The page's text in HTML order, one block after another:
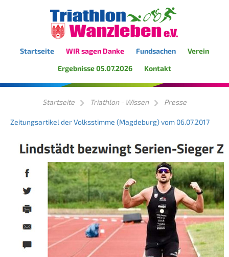
Startseite WIR sagen Danke Fundsachen
Verein
Ergebnisse 05.07.2026
Kontakt
Startseite Triathlon - Wissen Presse
Zeitungsartikel der Volksstimme (Magdeburg) vom 06.07.2017